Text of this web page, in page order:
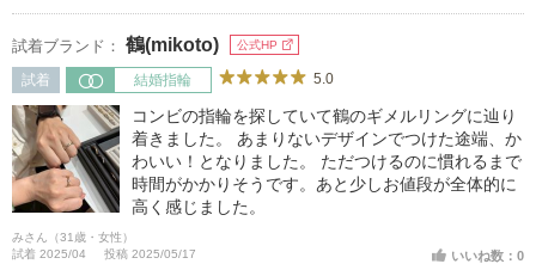
試着ブランド： 鶴(mikoto) 公式HP
試着 結婚指輪 5.0
コンビの指輪を探していて鶴のギメルリングに辿り
着きました。 あまりないデザインでつけた途端、か
わいい！となりました。 ただつけるのに慣れるまで
時間がかかりそうです。あと少しお値段が全体的に
高く感じました。
みさん（31歳・女性）
試着 2025/04
投稿 2025/05/17 いいね数：0